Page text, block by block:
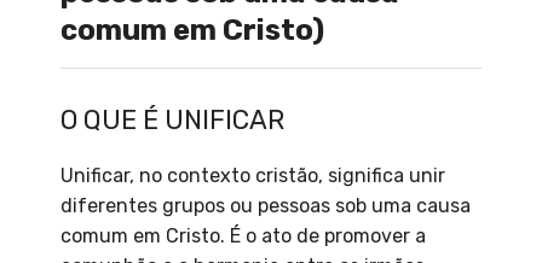
comum em Cristo)
O QUE É UNIFICAR
Unificar, no contexto cristão, significa unir
diferentes grupos ou pessoas sob uma causa
comum em Cristo. É o ato de promover a